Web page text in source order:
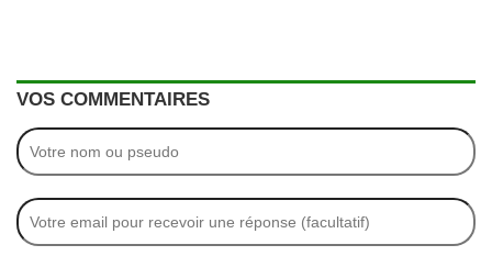
VOS COMMENTAIRES